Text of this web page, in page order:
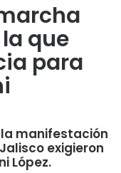
que
para
manifestación
exigieron
López.